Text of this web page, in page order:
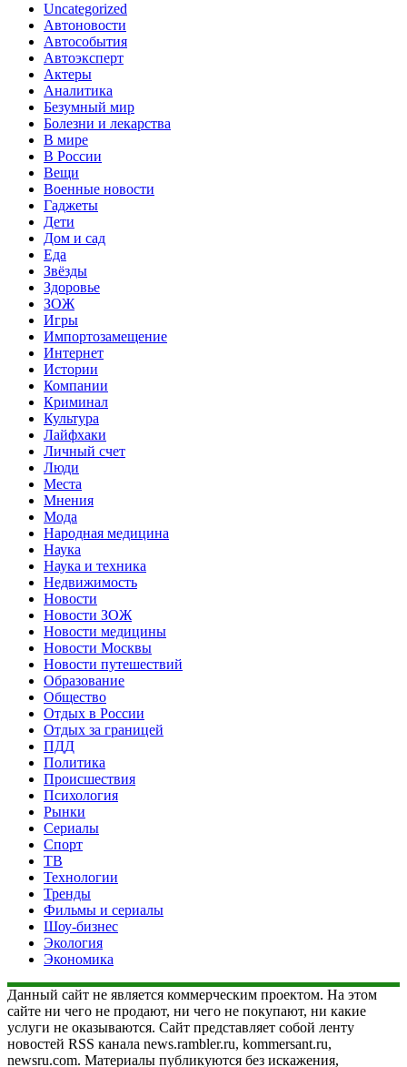
Uncategorized
Автоновости
Автособытия
Автоэксперт
Актеры
Аналитика
Безумный мир
Болезни и лекарства
В мире
В России
Вещи
Военные новости
Гаджеты
Дети
Дом и сад
Еда
Звёзды
Здоровье
ЗОЖ
Игры
Импортозамещение
Интернет
Истории
Компании
Криминал
Культура
Лайфхаки
Личный счет
Люди
Места
Мнения
Мода
Народная медицина
Наука
Наука и техника
Недвижимость
Новости
Новости ЗОЖ
Новости медицины
Новости Москвы
Новости путешествий
Образование
Общество
Отдых в России
Отдых за границей
ПДД
Политика
Происшествия
Психология
Рынки
Сериалы
Спорт
ТВ
Технологии
Тренды
Фильмы и сериалы
Шоу-бизнес
Экология
Экономика
Данный сайт не является коммерческим проектом. На этом
сайте ни чего не продают, ни чего не покупают, ни какие
услуги не оказываются. Сайт представляет собой ленту
новостей RSS канала news.rambler.ru, kommersant.ru,
newsru.com. Материалы публикуются без искажения,